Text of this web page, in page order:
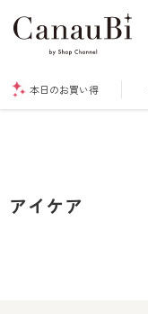
本日のお買い得
アイケア